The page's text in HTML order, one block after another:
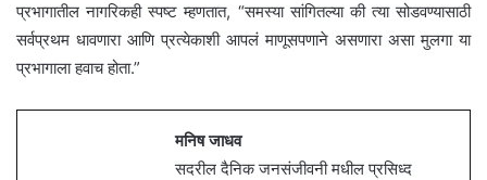
प्रभागातील नागरिकही स्पष्ट म्हणतात, “समस्या सांगितल्या की त्या सोडवण्यासाठी
सर्वप्रथम धावणारा आणि प्रत्येकाशी आपलं माणूसपणाने असणारा असा मुलगा या
प्रभागाला हवाच होता.”
मनिष जाधव
सदरील दैनिक जनसंजीवनी मधील प्रसिध्द